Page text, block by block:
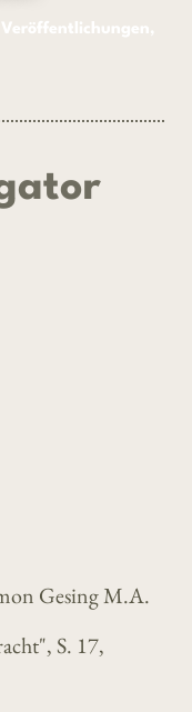
Gesing M.A.
S. 17,